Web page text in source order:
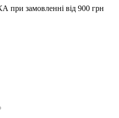
замовленні від 900 грн